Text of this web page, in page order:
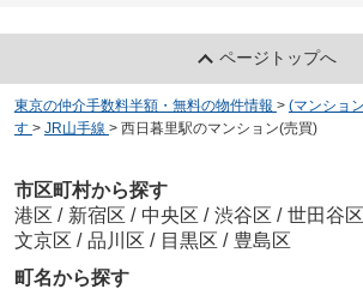
ページトップへ
東京の仲介手数料半額・無料の物件情報 > (マンショ
す > JR山手線 > 西日暮里駅のマンション(売買)
市区町村から探す
港区 / 新宿区 / 中央区 / 渋谷区 / 世田谷区
文京区 / 品川区 / 目黒区 / 豊島区
町名から探す